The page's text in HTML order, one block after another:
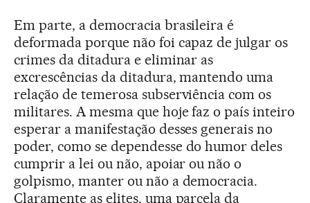
Em parte, a democracia brasileira é
deformada porque não foi capaz de julgar os
crimes da ditadura e eliminar as
excrescências da ditadura, mantendo uma
relação de temerosa subserviência com os
militares. A mesma que hoje faz o país inteiro
esperar a manifestação desses generais no
poder, como se dependesse do humor deles
cumprir a lei ou não, apoiar ou não o
golpismo, manter ou não a democracia.
Claramente as elites, uma parcela da